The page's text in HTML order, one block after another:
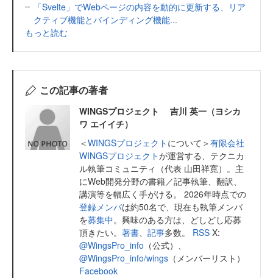
「Svelte」でWebページの内容を動的に更新する、リア
クティブ機能とバインディング機能...
もっと読む
この記事の著者
WINGSプロジェクト 吉川 英一（ヨシカ
ワ エイイチ）
＜WINGSプロジェクト について＞有限会社
WINGSプロジェクトが運営する、テクニカ
ル執筆コミュニティ（代表 山田祥寛）。主
にWeb開発分野の書籍／記事執筆、翻訳、
講演等を幅広く手がける。 2026年時点での
登録メンバは約50名で、現在も執筆メンバ
を募集中。興味のある方は、どしどし応募
頂きたい。 著書、 記事多数。 RSS X:
@WingsPro_info （公式）、
@WingsPro_info/wings （メンバーリスト）
Facebook